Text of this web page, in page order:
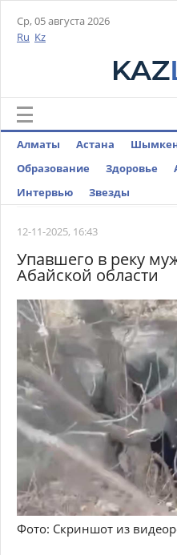
Ср, 05 августа 2026
Ru Kz
Алматы Астана
Образование
Здоровье
Интервью
Звезды
12-11-2025, 16:43
Упавшего в реку
Абайской области
Фото: Скриншот из